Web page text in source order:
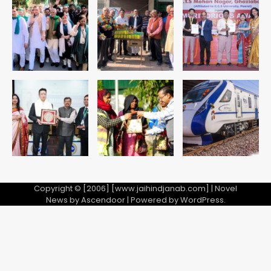
Copyright © [2006] [www.jaihindjanab.com] | Novel
News byAscendoor| Powered byWordPress.